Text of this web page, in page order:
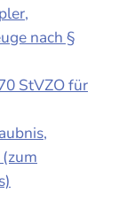
nach §
StVZO für